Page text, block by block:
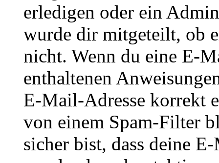
erledigen oder ein
wurde dir mitgeteilt, ob
nicht. Wenn du eine E-
enthaltenen
E-Mail-Adresse korrekt
von einem Spam-Filter
sicher bist, dass deine